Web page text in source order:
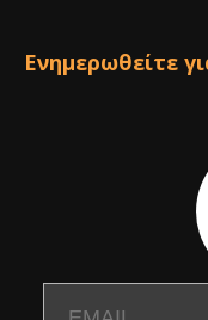
Ενημερωθείτε